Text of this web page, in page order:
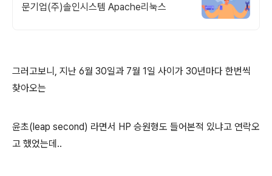
문기업(주)솔인시스템 Apache리눅스
그러고보니, 지난 6월 30일과 7월 1일 사이가 30년마다 한번씩
찾아오는
윤초(leap second) 라면서 HP 승원형도 들어본적 있냐고 연락오
고 했었는데..